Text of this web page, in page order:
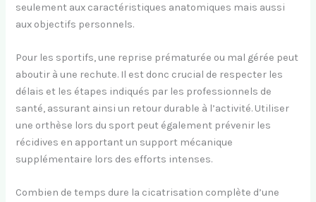
seulement aux caractéristiques anatomiques mais aussi
aux objectifs personnels.
Pour les sportifs, une reprise prématurée ou mal gérée peut
aboutir à une rechute. Il est donc crucial de respecter les
délais et les étapes indiqués par les professionnels de
santé, assurant ainsi un retour durable à l’activité. Utiliser
une orthèse lors du sport peut également prévenir les
récidives en apportant un support mécanique
supplémentaire lors des efforts intenses.
Combien de temps dure la cicatrisation complète d’une